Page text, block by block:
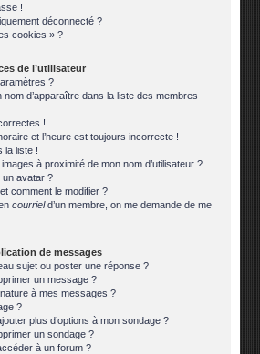
!
déconnecté ?
cookies » ?
de l’utilisateur
?
d’apparaître dans la liste des membres
!
et l’heure est toujours incorrecte !
la liste !
à proximité de mon nom d’utilisateur ?
un avatar ?
comment le modifier ?
courrield’un membre, on me demande de me
de messages
sujet ou poster une réponse ?
un message ?
à mes messages ?
?
plus d’options à mon sondage ?
un sondage ?
à un forum ?